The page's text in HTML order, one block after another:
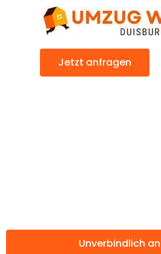
Jetzt anfragen
Unverbindlich